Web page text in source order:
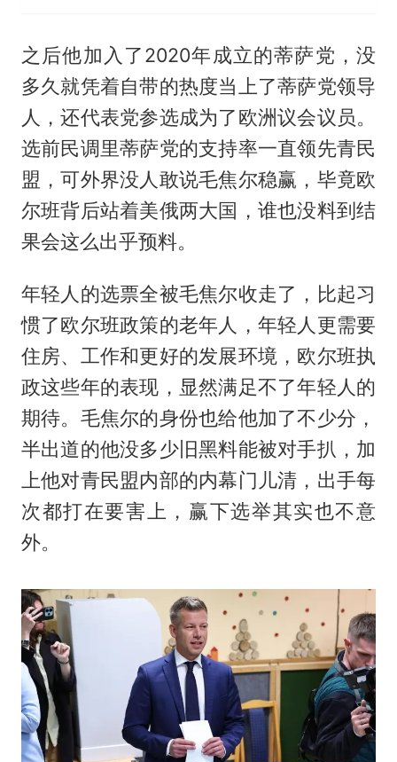
之后他加入了2020年成立的蒂萨党，没
多久就凭着自带的热度当上了蒂萨党领导
人，还代表党参选成为了欧洲议会议员。
选前民调里蒂萨党的支持率一直领先青民
盟，可外界没人敢说毛焦尔稳赢，毕竟欧
尔班背后站着美俄两大国，谁也没料到结
果会这么出乎预料。
年轻人的选票全被毛焦尔收走了，比起习
惯了欧尔班政策的老年人，年轻人更需要
住房、工作和更好的发展环境，欧尔班执
政这些年的表现，显然满足不了年轻人的
期待。毛焦尔的身份也给他加了不少分，
半出道的他没多少旧黑料能被对手扒，加
上他对青民盟内部的内幕门儿清，出手每
次都打在要害上，赢下选举其实也不意
外。